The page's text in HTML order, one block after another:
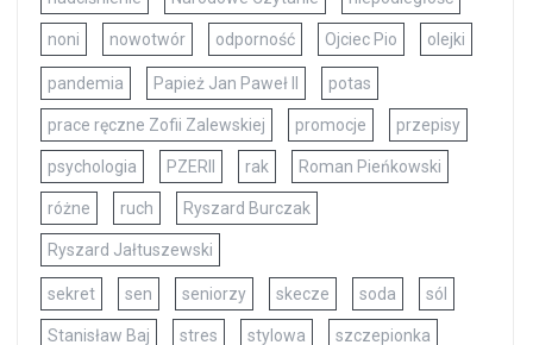
noni nowotwór odporność Ojciec Pio olejki
pandemia Papież Jan Paweł II potas
prace ręczne Zofii Zalewskiej promocje przepisy
psychologia PZERII rak Roman Pieńkowski
różne ruch Ryszard Burczak
Ryszard Jałtuszewski
sekret sen seniorzy skecze soda sól
Stanisław Baj stres stylowa szczepionka